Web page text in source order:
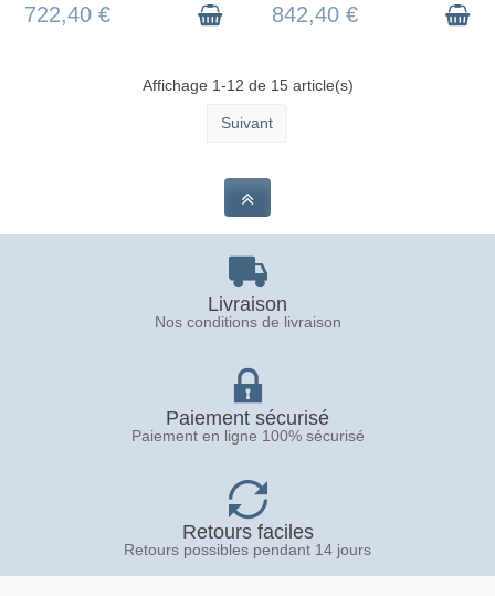
722,40 € 842,40 €
Affichage 1-12 de 15 article(s)
Suivant
Livraison
Nos conditions de livraison
Paiement sécurisé
Paiement en ligne 100% sécurisé
Retours faciles
Retours possibles pendant 14 jours